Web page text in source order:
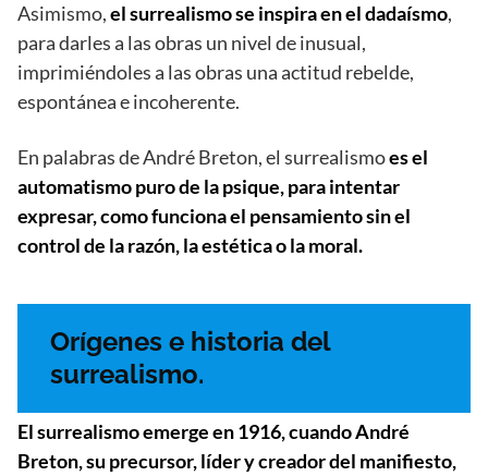
Asimismo,el surrealismo se inspira en el dadaísmo,
para darles a las obras un nivel de inusual,
imprimiéndoles a las obras una actitud rebelde,
espontánea e incoherente.
En palabras de André Breton, el surrealismoes el
automatismo puro de la psique, para intentar
expresar, como funciona el pensamiento sin el
control de la razón, la estética o la moral.
Orígenes e historia del
surrealismo.
El surrealismo emerge en 1916, cuando André
Breton, su precursor, líder y creador del manifiesto,